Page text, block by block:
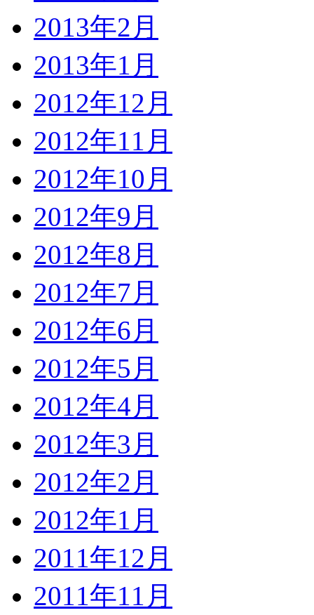
2013年2月
2013年1月
2012年12月
2012年11月
2012年10月
2012年9月
2012年8月
2012年7月
2012年6月
2012年5月
2012年4月
2012年3月
2012年2月
2012年1月
2011年12月
2011年11月